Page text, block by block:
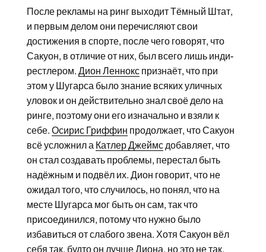
После рекламы на ринг выходит Тёмный Штат,
и первым делом они перечисляют свои
достижения в спорте, после чего говорят, что
Сакуон, в отличие от них, был всего лишь инди-
рестлером. Дион Леннокспризнаёт, что при
этом у Шугарса было знание всяких уличных
уловок и он действительно знал своё дело на
ринге, поэтому они его изначально и взяли к
себе. Осирис Гриффин продолжает, что Сакуон
всё усложнил а Катлер Джеймсдобавляет, что
он стал создавать проблемы, перестал быть
надёжным и подвёл их. Дион говорит, что не
ожидал того, что случилось, но понял, что на
месте Шугарса мог быть он сам, так что
присоединился, потому что нужно было
избавиться от слабого звена. Хотя Сакуон вёл
себя так, будто он лучше Диона, но это не так,